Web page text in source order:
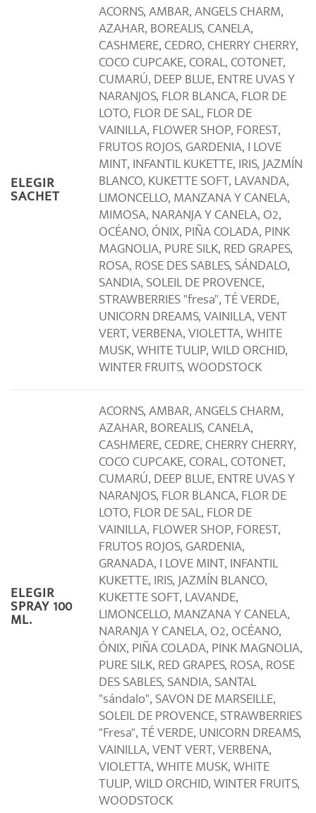
ELEGIR
SACHET
ACORNS, AMBAR, ANGELS CHARM,
AZAHAR, BOREALIS, CANELA,
CASHMERE, CEDRO, CHERRY CHERRY,
COCO CUPCAKE, CORAL, COTONET,
CUMARÚ, DEEP BLUE, ENTRE UVAS Y
NARANJOS, FLOR BLANCA, FLOR DE
LOTO, FLOR DE SAL, FLOR DE
VAINILLA, FLOWER SHOP, FOREST,
FRUTOS ROJOS, GARDENIA, I LOVE
MINT, INFANTIL KUKETTE, IRIS, JAZMÍN
BLANCO, KUKETTE SOFT, LAVANDA,
LIMONCELLO, MANZANA Y CANELA,
MIMOSA, NARANJA Y CANELA, O2,
OCÉANO, ÓNIX, PIÑA COLADA, PINK
MAGNOLIA, PURE SILK, RED GRAPES,
ROSA, ROSE DES SABLES, SÁNDALO,
SANDIA, SOLEIL DE PROVENCE,
STRAWBERRIES "fresa", TÉ VERDE,
UNICORN DREAMS, VAINILLA, VENT
VERT, VERBENA, VIOLETTA, WHITE
MUSK, WHITE TULIP, WILD ORCHID,
WINTER FRUITS, WOODSTOCK
ELEGIR
SPRAY 100
ML.
ACORNS, AMBAR, ANGELS CHARM,
AZAHAR, BOREALIS, CANELA,
CASHMERE, CEDRE, CHERRY CHERRY,
COCO CUPCAKE, CORAL, COTONET,
CUMARÚ, DEEP BLUE, ENTRE UVAS Y
NARANJOS, FLOR BLANCA, FLOR DE
LOTO, FLOR DE SAL, FLOR DE
VAINILLA, FLOWER SHOP, FOREST,
FRUTOS ROJOS, GARDENIA,
GRANADA, I LOVE MINT, INFANTIL
KUKETTE, IRIS, JAZMÍN BLANCO,
KUKETTE SOFT, LAVANDE,
LIMONCELLO, MANZANA Y CANELA,
NARANJA Y CANELA, O2, OCÉANO,
ÓNIX, PIÑA COLADA, PINK MAGNOLIA,
PURE SILK, RED GRAPES, ROSA, ROSE
DES SABLES, SANDIA, SANTAL
"sándalo", SAVON DE MARSEILLE,
SOLEIL DE PROVENCE, STRAWBERRIES
"Fresa", TÉ VERDE, UNICORN DREAMS,
VAINILLA, VENT VERT, VERBENA,
VIOLETTA, WHITE MUSK, WHITE
TULIP, WILD ORCHID, WINTER FRUITS,
WOODSTOCK